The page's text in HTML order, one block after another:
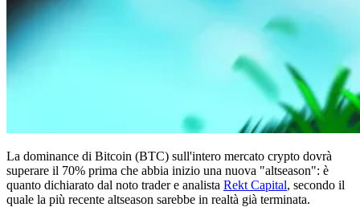
La dominance di Bitcoin (BTC) sull'intero mercato crypto dovrà
superare il 70% prima che abbia inizio una nuova "altseason": è
quanto dichiarato dal noto trader e analista Rekt Capital, secondo il
quale la più recente altseason sarebbe in realtà già terminata.